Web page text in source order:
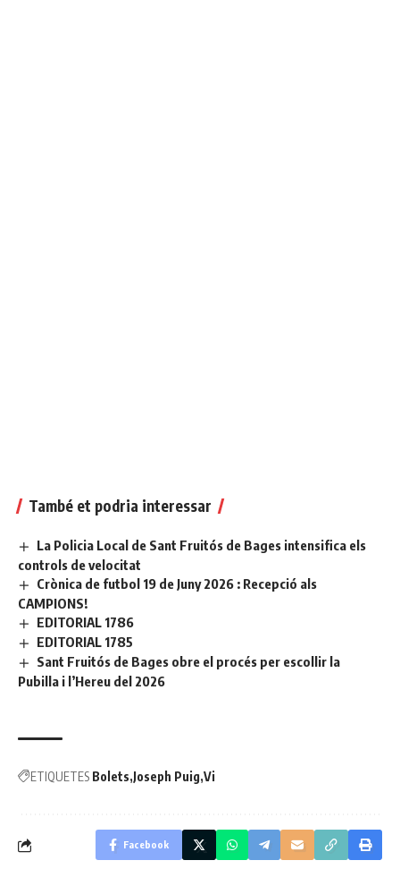
També et podria interessar
La Policia Local de Sant Fruitós de Bages intensifica els
controls de velocitat
Crònica de futbol 19 de Juny 2026 : Recepció als
CAMPIONS!
EDITORIAL 1786
EDITORIAL 1785
Sant Fruitós de Bages obre el procés per escollir la
Pubilla i l’Hereu del 2026
ETIQUETES Bolets Joseph Puig Vi
Facebook